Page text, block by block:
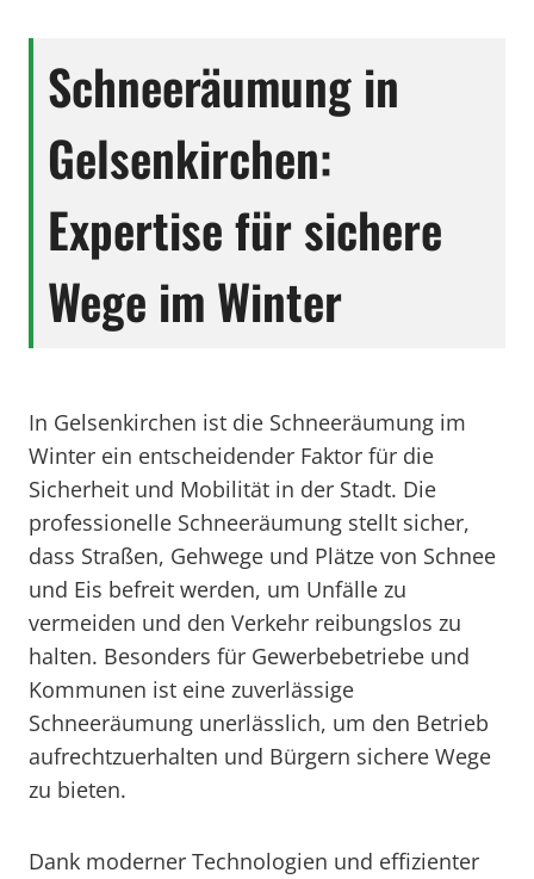
Schneeräumung in
Gelsenkirchen:
Expertise für sichere
Wege im Winter
In Gelsenkirchen ist die Schneeräumung im
Winter ein entscheidender Faktor für die
Sicherheit und Mobilität in der Stadt. Die
professionelle Schneeräumung stellt sicher,
dass Straßen, Gehwege und Plätze von Schnee
und Eis befreit werden, um Unfälle zu
vermeiden und den Verkehr reibungslos zu
halten. Besonders für Gewerbebetriebe und
Kommunen ist eine zuverlässige
Schneeräumung unerlässlich, um den Betrieb
aufrechtzuerhalten und Bürgern sichere Wege
zu bieten.
Dank moderner Technologien und effizienter